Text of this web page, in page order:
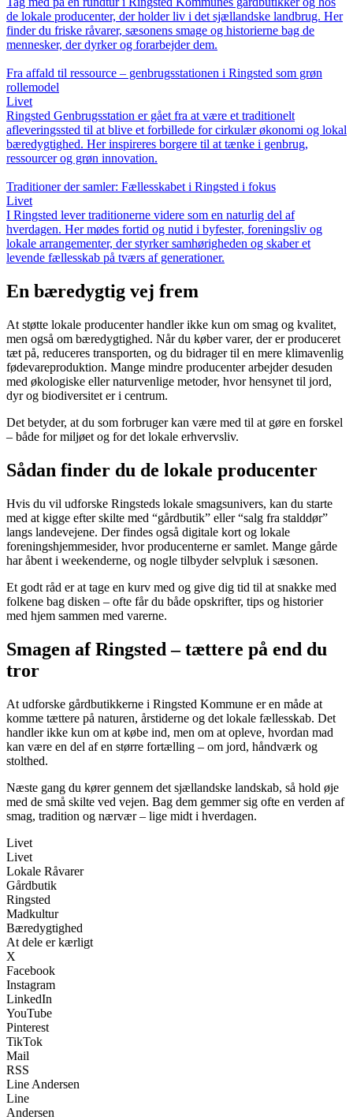
de lokale producenter, der holder liv i det sjællandske landbrug. Her
finder du friske råvarer, sæsonens smage og historierne bag de
mennesker, der dyrker og forarbejder dem.
Fra affald til ressource – genbrugsstationen i Ringsted som grøn
rollemodel
Livet
Ringsted Genbrugsstation er gået fra at være et traditionelt
afleveringssted til at blive et forbillede for cirkulær økonomi og lokal
bæredygtighed. Her inspireres borgere til at tænke i genbrug,
ressourcer og grøn innovation.
Traditioner der samler: Fællesskabet i Ringsted i fokus
Livet
I Ringsted lever traditionerne videre som en naturlig del af
hverdagen. Her mødes fortid og nutid i byfester, foreningsliv og
lokale arrangementer, der styrker samhørigheden og skaber et
levende fællesskab på tværs af generationer.
En bæredygtig vej frem
At støtte lokale producenter handler ikke kun om smag og kvalitet,
men også om bæredygtighed. Når du køber varer, der er produceret
tæt på, reduceres transporten, og du bidrager til en mere klimavenlig
fødevareproduktion. Mange mindre producenter arbejder desuden
med økologiske eller naturvenlige metoder, hvor hensynet til jord,
dyr og biodiversitet er i centrum.
Det betyder, at du som forbruger kan være med til at gøre en forskel
– både for miljøet og for det lokale erhvervsliv.
Sådan finder du de lokale producenter
Hvis du vil udforske Ringsteds lokale smagsunivers, kan du starte
med at kigge efter skilte med “gårdbutik” eller “salg fra stalddør”
langs landevejene. Der findes også digitale kort og lokale
foreningshjemmesider, hvor producenterne er samlet. Mange gårde
har åbent i weekenderne, og nogle tilbyder selvpluk i sæsonen.
Et godt råd er at tage en kurv med og give dig tid til at snakke med
folkene bag disken – ofte får du både opskrifter, tips og historier
med hjem sammen med varerne.
Smagen af Ringsted – tættere på end du
tror
At udforske gårdbutikkerne i Ringsted Kommune er en måde at
komme tættere på naturen, årstiderne og det lokale fællesskab. Det
handler ikke kun om at købe ind, men om at opleve, hvordan mad
kan være en del af en større fortælling – om jord, håndværk og
stolthed.
Næste gang du kører gennem det sjællandske landskab, så hold øje
med de små skilte ved vejen. Bag dem gemmer sig ofte en verden af
smag, tradition og nærvær – lige midt i hverdagen.
Livet
Livet
Lokale Råvarer
Gårdbutik
Ringsted
Madkultur
Bæredygtighed
At dele er kærligt
X
Facebook
Instagram
LinkedIn
YouTube
Pinterest
TikTok
Mail
RSS
Line Andersen
Line
Andersen